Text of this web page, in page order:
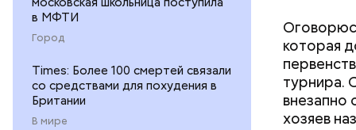
в МФТИ
Город
Times: Более 100 смертей связали
со средствами для похудения в
Британии
В мире
которая
турнира.
хозяев